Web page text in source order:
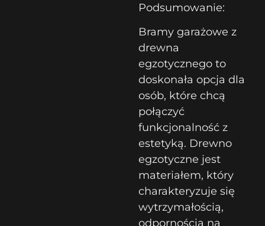
Podsumowanie:
Bramy garażowe z
drewna
egzotycznego to
doskonała opcja dla
osób, które chcą
połączyć
funkcjonalność z
estetyką. Drewno
egzotyczne jest
materiałem, który
charakteryzuje się
wytrzymałością,
odpornością na